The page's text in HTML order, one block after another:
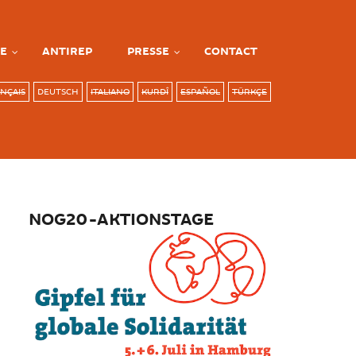
ANTIREP PRESSE CONTACT
DEUTSCH ITALIANO KURDÎ ESPAÑOL TÜRKÇE
NOG20-AKTIONSTAGE